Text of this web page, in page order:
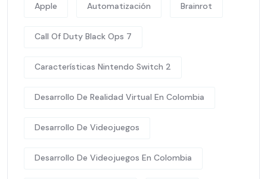
Apple Automatización Brainrot
Call Of Duty Black Ops 7
Características Nintendo Switch 2
Desarrollo De Realidad Virtual En Colombia
Desarrollo De Videojuegos
Desarrollo De Videojuegos En Colombia